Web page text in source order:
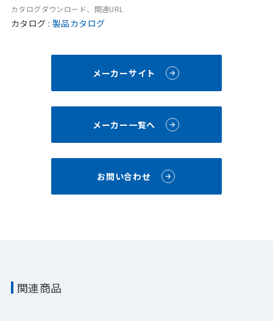
カタログダウンロード、関連URL
カタログ : 製品カタログ
メーカーサイト
メーカー一覧へ
お問い合わせ
関連商品